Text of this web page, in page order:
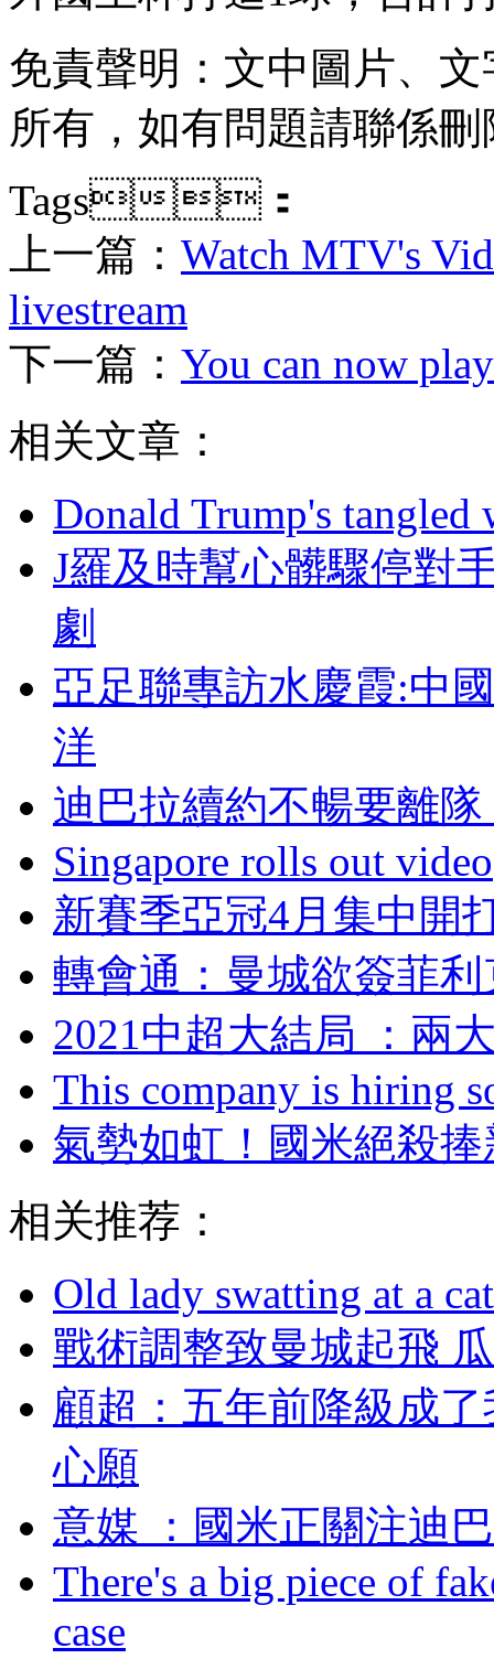
免責聲明：文中圖片
所有，如有問題請聯係刪
Tags：
上一篇： Watch MTV's
livestream
下一篇： You can now
相关文章：
Donald Trump's tangled
J羅及時幫心髒驟停對
劇
亞足聯專訪水慶霞:中
洋
迪巴拉續約不暢要離隊
Singapore rolls out video
新賽季亞冠4月集中開
轉會通 ：曼城欲簽菲
2021中超大結局 ：
This company is hiring
氣勢如虹 ！國米絕殺
相关推荐：
Old lady swatting at a
戰術調整致曼城起飛
顧超：五年前降級
心願
意媒 ：國米正關注
There's a big piece of
case